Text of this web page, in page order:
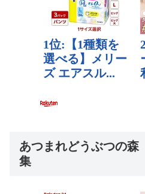
あつまれどうぶつの
集